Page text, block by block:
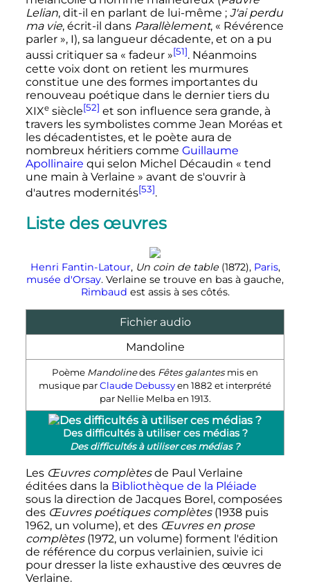
Lelian, dit-il en parlant de lui-même ; J'ai perdu
ma vie, écrit-il dans Parallèlement, « Révérence
parler », I), sa langueur décadente, et on a pu
aussi critiquer sa « fadeur »[51]. Néanmoins
cette voix dont on retient les murmures
constitue une des formes importantes du
renouveau poétique dans le dernier tiers du
XIXe siècle[52] et son influence sera grande, à
travers les symbolistes comme Jean Moréas et
les décadentistes, et le poète aura de
nombreux héritiers comme Guillaume
Apollinaire qui selon Michel Décaudin « tend
une main à Verlaine » avant de s'ouvrir à
d'autres modernités[53].
Liste des œuvres
Henri Fantin-Latour, Un coin de table(1872), Paris,
musée d'Orsay. Verlaine se trouve en bas à gauche,
Rimbaud est assis à ses côtés.
Fichier audio
Mandoline
Poème Mandolinedes Fêtes galantesmis en
musique parClaude Debussyen 1882 et interprété
par Nellie Melba en 1913.
Des difficultés à utiliser ces médias ?
Des difficultés à utiliser ces médias ?
Les Œuvres complètesde Paul Verlaine
éditées dans la Bibliothèque de la Pléiade
sous la direction de Jacques Borel, composées
des Œuvres poétiques complètes(1938 puis
1962, un volume), et des Œuvres en prose
complètes(1972, un volume) forment l'édition
de référence du corpus verlainien, suivie ici
pour dresser la liste exhaustive des œuvres de
Verlaine.